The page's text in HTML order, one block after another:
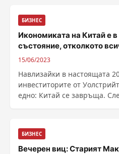
БИЗНЕС
Икономиката на Китай е
състояние, отколкото
15/06/2023
Навлизайки в настоящата
инвеститорите от
едно: Китай се завръща.
БИЗНЕС
Вечерен виц: Старият